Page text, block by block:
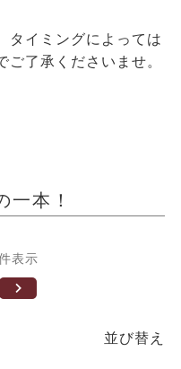
タイミングによっては
了承くださいませ。
一本！
並び替え
表示